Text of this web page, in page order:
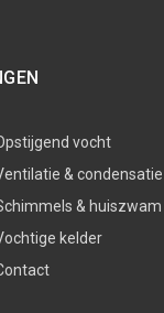
vocht
& condensatie
& huiszwam
kelder